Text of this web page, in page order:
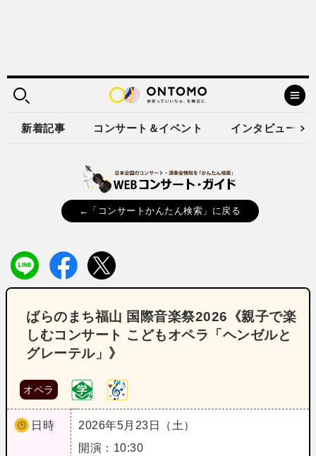
新着記事 コンサート＆イベント インタビュー
←「コンサートかんたん検索」に戻る
ばらのまち福山 国際音楽祭2026《親子で楽
しむコンサート こどもオペラ「ヘンゼルと
グレーテル」》
オペラ
日時
2026年5月23日（土）
開演：10:30